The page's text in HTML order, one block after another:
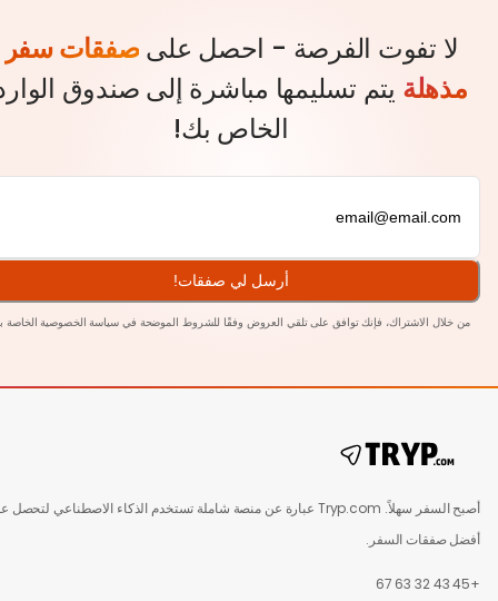
تفوت الفرصة - احصل علىصفقات سفر
يتم تسليمها مباشرة إلى صندوق الوارد
الخاص بك!
أرسل لي صفقات!
الاشتراك، فإنك توافق على تلقي العروض وفقًا للشروط الموضحة في سياسة الخصوصية الخاصةبنا.
أصبح السفر سهلاً. Tryp.com عبارة عن منصة شاملة تستخدم الذكاء الاصطناعي لتحصل على
السفر.